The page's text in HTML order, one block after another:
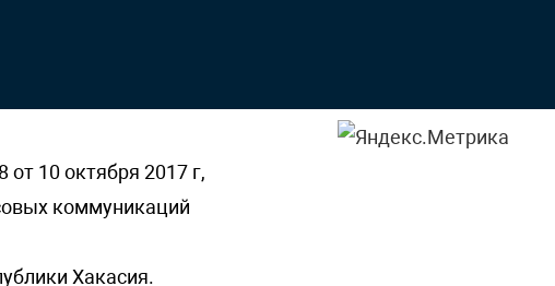
10 октября 2017 г,
коммуникаций
Хакасия.